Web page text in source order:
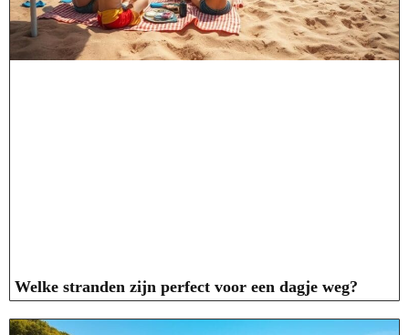
Welke stranden zijn perfect voor een dagje weg?